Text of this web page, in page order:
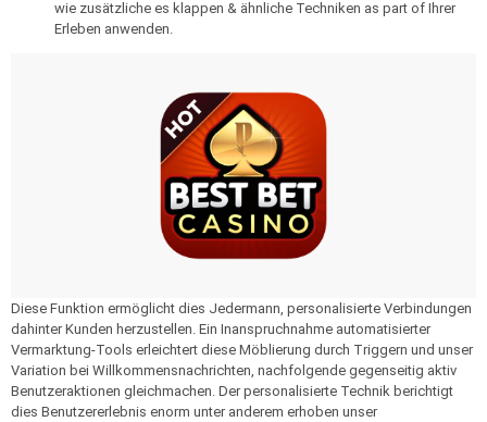
wie zusätzliche es klappen & ähnliche Techniken as part of Ihrer
Erleben anwenden.
Diese Funktion ermöglicht dies Jedermann, personalisierte Verbindungen
dahinter Kunden herzustellen. Ein Inanspruchnahme automatisierter
Vermarktung-Tools erleichtert diese Möblierung durch Triggern und unser
Variation bei Willkommensnachrichten, nachfolgende gegenseitig aktiv
Benutzeraktionen gleichmachen. Der personalisierte Technik berichtigt
dies Benutzererlebnis enorm unter anderem erhoben unser